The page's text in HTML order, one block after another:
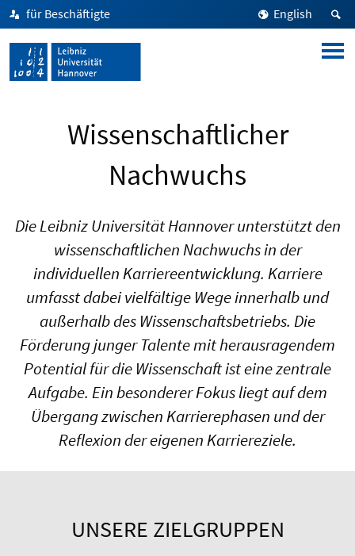
für Beschäftigte English
Wissenschaftlicher
Nachwuchs
Die Leibniz Universität Hannover unterstützt den
wissenschaftlichen Nachwuchs in der
individuellen Karriereentwicklung. Karriere
umfasst dabei vielfältige Wege innerhalb und
außerhalb des Wissenschaftsbetriebs. Die
Förderung junger Talente mit herausragendem
Potential für die Wissenschaft ist eine zentrale
Aufgabe. Ein besonderer Fokus liegt auf dem
Übergang zwischen Karrierephasen und der
Reflexion der eigenen Karriereziele.
UNSERE ZIELGRUPPEN